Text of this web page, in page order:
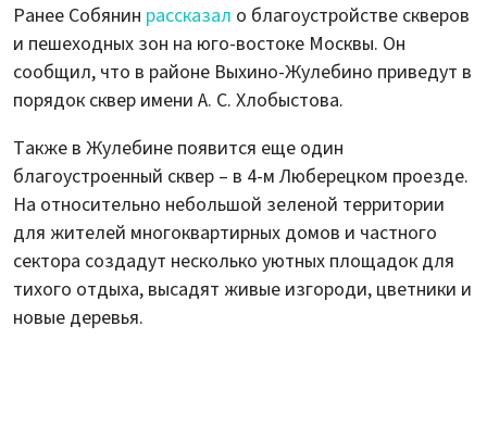
Ранее Собянин рассказал о благоустройстве скверов
и пешеходных зон на юго-востоке Москвы. Он
сообщил, что в районе Выхино-Жулебино приведут в
порядок сквер имени А. С. Хлобыстова.
Также в Жулебине появится еще один
благоустроенный сквер – в 4-м Люберецком проезде.
На относительно небольшой зеленой территории
для жителей многоквартирных домов и частного
сектора создадут несколько уютных площадок для
тихого отдыха, высадят живые изгороди, цветники и
новые деревья.